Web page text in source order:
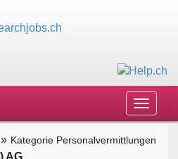
Toggle
Kategorie Personalvermittlungen
AG